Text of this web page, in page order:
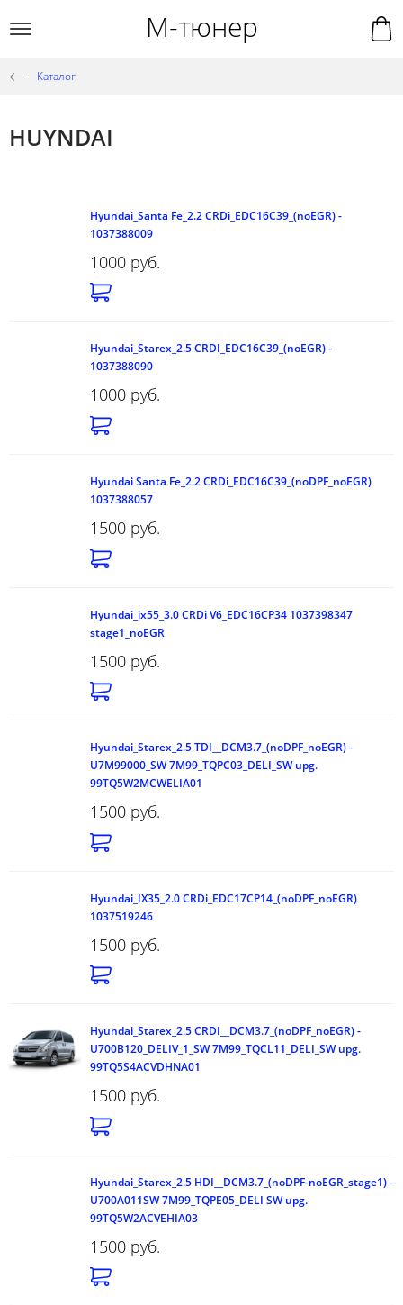
М-тюнер
Каталог
HUYNDAI
Hyundai_Santa Fe_2.2 CRDi_EDC16C39_(noEGR) -
1037388009
1000 руб.
Hyundai_Starex_2.5 CRDI_EDC16C39_(noEGR) -
1037388090
1000 руб.
Hyundai Santa Fe_2.2 CRDi_EDC16C39_(noDPF_noEGR)
1037388057
1500 руб.
Hyundai_ix55_3.0 CRDi V6_EDC16CP34 1037398347
stage1_noEGR
1500 руб.
Hyundai_Starex_2.5 TDI__DCM3.7_(noDPF_noEGR) -
U7M99000_SW 7M99_TQPC03_DELI_SW upg.
99TQ5W2MCWELIA01
1500 руб.
Hyundai_IX35_2.0 CRDi_EDC17CP14_(noDPF_noEGR)
1037519246
1500 руб.
Hyundai_Starex_2.5 CRDI__DCM3.7_(noDPF_noEGR) -
U700B120_DELIV_1_SW 7M99_TQCL11_DELI_SW upg.
99TQ5S4ACVDHNA01
1500 руб.
Hyundai_Starex_2.5 HDI__DCM3.7_(noDPF-noEGR_stage1) -
U700A011SW 7M99_TQPE05_DELI SW upg.
99TQ5W2ACVEHIA03
1500 руб.